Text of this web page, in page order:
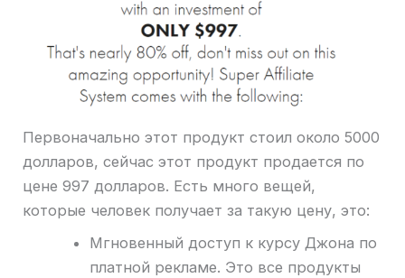
Первоначально этот продукт стоил около 5000
долларов, сейчас этот продукт продается по
цене 997 долларов. Есть много вещей,
которые человек получает за такую ​​цену, это:
Мгновенный доступ к курсу Джона по
платной рекламе. Это все продукты